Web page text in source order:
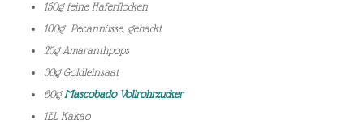
150g feine Haferflocken
100g Pecannüsse, gehackt
25g Amaranthpops
30g Goldleinsaat
60gMascobado Vollrohrzucker
1EL Kakao